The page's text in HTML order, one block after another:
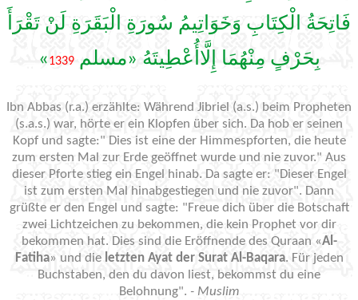
فَاتِحَةُ الْكِتَابِ وَخَوَاتِيمُ سُورَةِ الْبَقَرَةِ لَنْ تَقْرَأَ
بِحَرْفٍ مِنْهُمَا إِلَّاأُعْطِيتَهُ «مسلم1339
»
Ibn Abbas (r.a.) erzählte: Während Jibriel (a.s.) beim Propheten
(s.a.s.) war, hörte er ein Klopfen über sich. Da hob er seinen
Kopf und sagte:" Dies ist eine der Himmespforten, die heute
zum ersten Mal zur Erde geöffnet wurde und nie zuvor." Aus
dieser Pforte stieg ein Engel hinab. Da sagte er: "Dieser Engel
ist zum ersten Mal hinabgestiegen und nie zuvor". Dann
grüßte er den Engel und sagte: "Freue dich über die Botschaft
zwei Lichtzeichen zu bekommen, die kein Prophet vor dir
bekommen hat. Dies sind die Eröffnende des Quraan «Al-
Fatiha» und die letzten Ayat der Surat Al-Baqara. Für jeden
Buchstaben, den du davon liest, bekommst du eine
Belohnung". - Muslim